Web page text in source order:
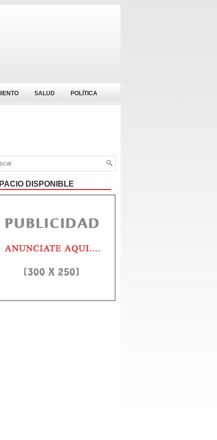
SALUD POLÍTICA
La Melodía anuncia lanzamiento producción musical “La
DISPONIBLE